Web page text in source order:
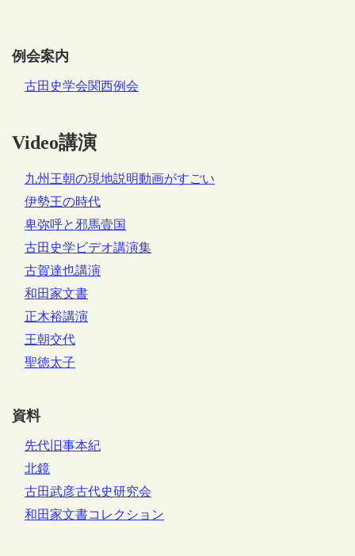
例会案内
古田史学会関西例会
Video講演
九州王朝の現地説明動画がすごい
伊勢王の時代
卑弥呼と邪馬壹国
古田史学ビデオ講演集
古賀達也講演
和田家文書
正木裕講演
王朝交代
聖徳太子
資料
先代旧事本紀
北鏡
古田武彦古代史研究会
和田家文書コレクション